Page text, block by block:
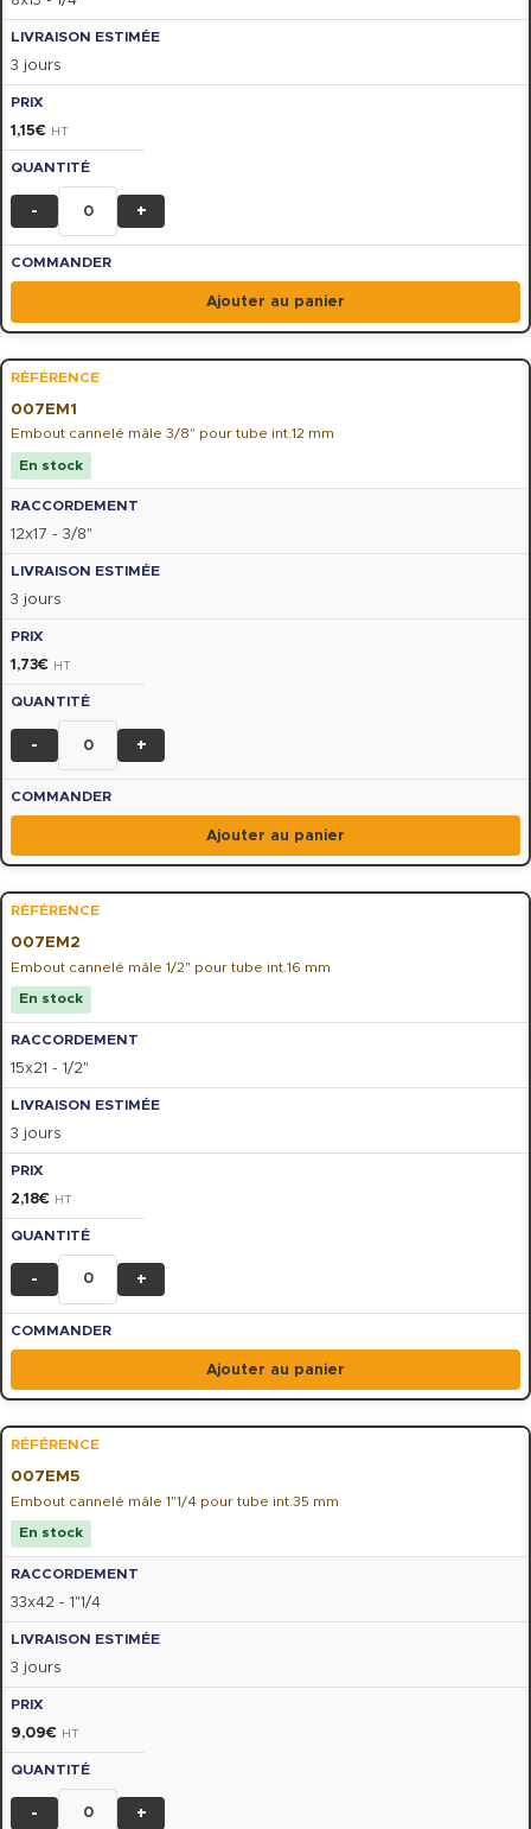
3 jours
1,15€ HT
- +
Ajouter au panier
007EM1
Embout cannelé mâle 3/8" pour tube int.12 mm
En stock
12x17 - 3/8"
3 jours
1,73€ HT
- +
Ajouter au panier
007EM2
Embout cannelé mâle 1/2" pour tube int.16 mm
En stock
15x21 - 1/2"
3 jours
2,18€ HT
- +
Ajouter au panier
007EM5
Embout cannelé mâle 1"1/4 pour tube int.35 mm
En stock
33x42 - 1"1/4
3 jours
9,09€ HT
- +